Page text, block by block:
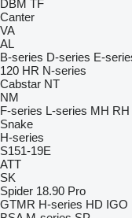
DBM TF
Canter
VA
AL
B-series D-series E-
120 HR N-series
Cabstar NT
NM
F-series L-series MH RH
Snake
H-series
S151-19E
ATT
SK
Spider 18.90 Pro
GTMR H-series HD IGO